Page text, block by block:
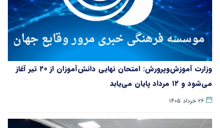
وزارت آموزش‌وپرورش: امتحان نهایی دانش‌آموزان از ۲۰ تیر آغاز
می‌شود و ۱۲ مرداد پایان می‌یابد
۲۶ خرداد ۱۴۰۵